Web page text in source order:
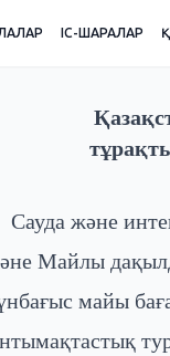
ІС-ШАРАЛАР
Сауда және
Майлы
майы